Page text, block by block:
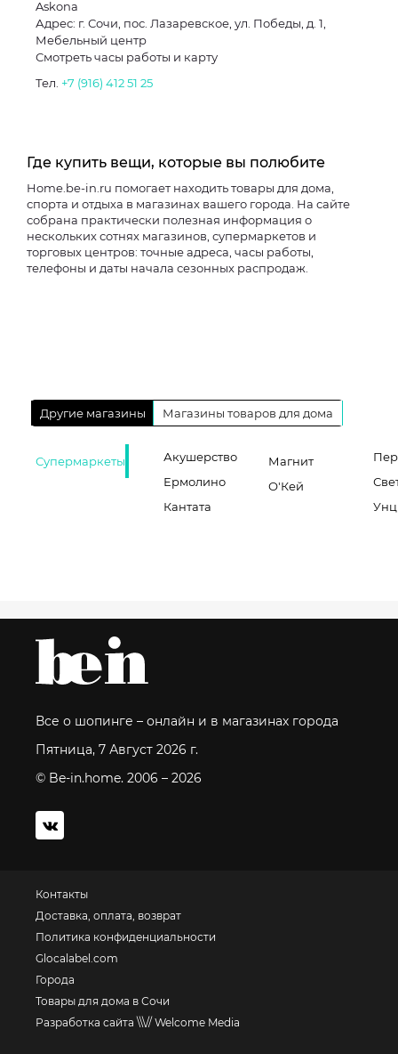
Askona
Адрес: г. Сочи, пос. Лазаревское, ул. Победы, д. 1,
Мебельный центр
Смотреть часы работы и карту
Тел. +7 (916) 412 51 25
Где купить вещи, которые вы полюбите
Home.be-in.ru помогает находить товары для дома,
спорта и отдыха в магазинах вашего города. На сайте
собрана практически полезная информация о
нескольких сотнях магазинов, супермаркетов и
торговых центров: точные адреса, часы работы,
телефоны и даты начала сезонных распродаж.
Другие магазины Магазины товаров для дома
Супермаркеты
Акушерство
Ермолино
Кантата
Магнит
О'Кей
Все о шопинге – онлайн и в магазинах города
Пятница, 7 Август 2026 г.
© Be-in.home. 2006 – 2026
Контакты
Доставка, оплата, возврат
Политика конфиденциальности
Glocalabel.com
Города
Товары для дома в Сочи
Разработка сайта \\\// Welcome Media